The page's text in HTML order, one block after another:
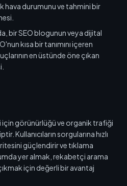
hava durumunu ve tahmini bir
bir SEO blogunun veya dijital
kısa bir tanımını içeren
en üstünde öne çıkan
için görünürlüğü ve organik trafiği
Kullanıcıların sorgularına hızlı
güçlendirir ve tıklama
yer almak, rekabetçi arama
için değerli bir avantaj